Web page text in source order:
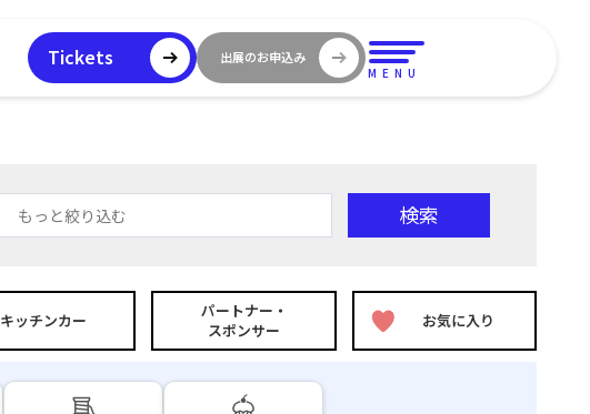
Tickets 出展のお申込み
MENU
もっと絞り込む 検索
キッチンカー
パートナー・
スポンサー
お気に入り